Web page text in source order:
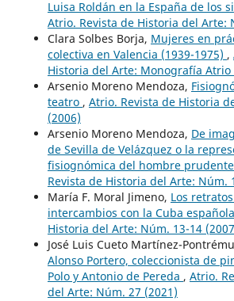
Luisa Roldán en la España de los
Atrio. Revista de Historia del Arte:
Clara Solbes Borja, Mujeres en
colectiva en Valencia (1939-1975) ,
Historia del Arte: Monografía Atrio
Arsenio Moreno Mendoza,
teatro , Atrio. Revista de Historia
(2006)
Arsenio Moreno Mendoza, De
de Sevilla de Velázquez o la
fisiognómica del hombre
Revista de Historia del Arte: Núm.
María F. Moral Jimeno, Los
intercambios con la Cuba española
Historia del Arte: Núm. 13-14
José Luis Cueto Martínez-
Alonso Portero, coleccionista de
Polo y Antonio de Pereda , Atrio.
del Arte: Núm. 27 (2021)